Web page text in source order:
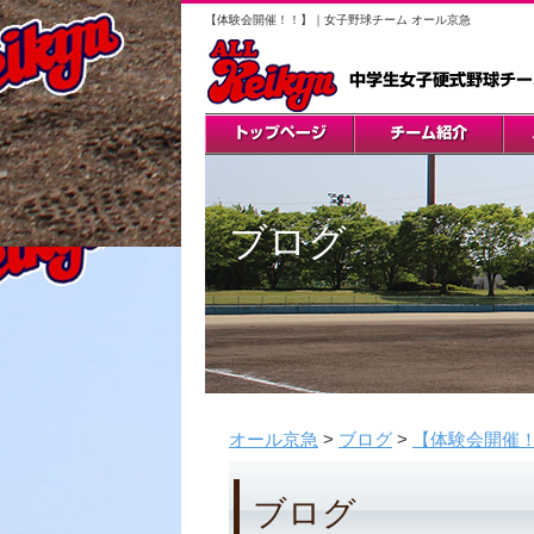
【体験会開催！！】｜女子野球チーム オール京急
ブログ
オール京急 > ブログ > 【体験会開催
ブログ